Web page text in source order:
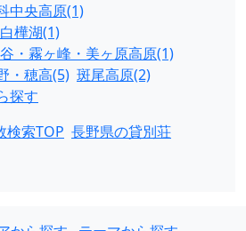
中央高原(1)
樺湖(1)
・霧ヶ峰・美ヶ原高原(1)
・穂高(5) 斑尾高原(2)
探す
検索TOP 長野県の貸別荘